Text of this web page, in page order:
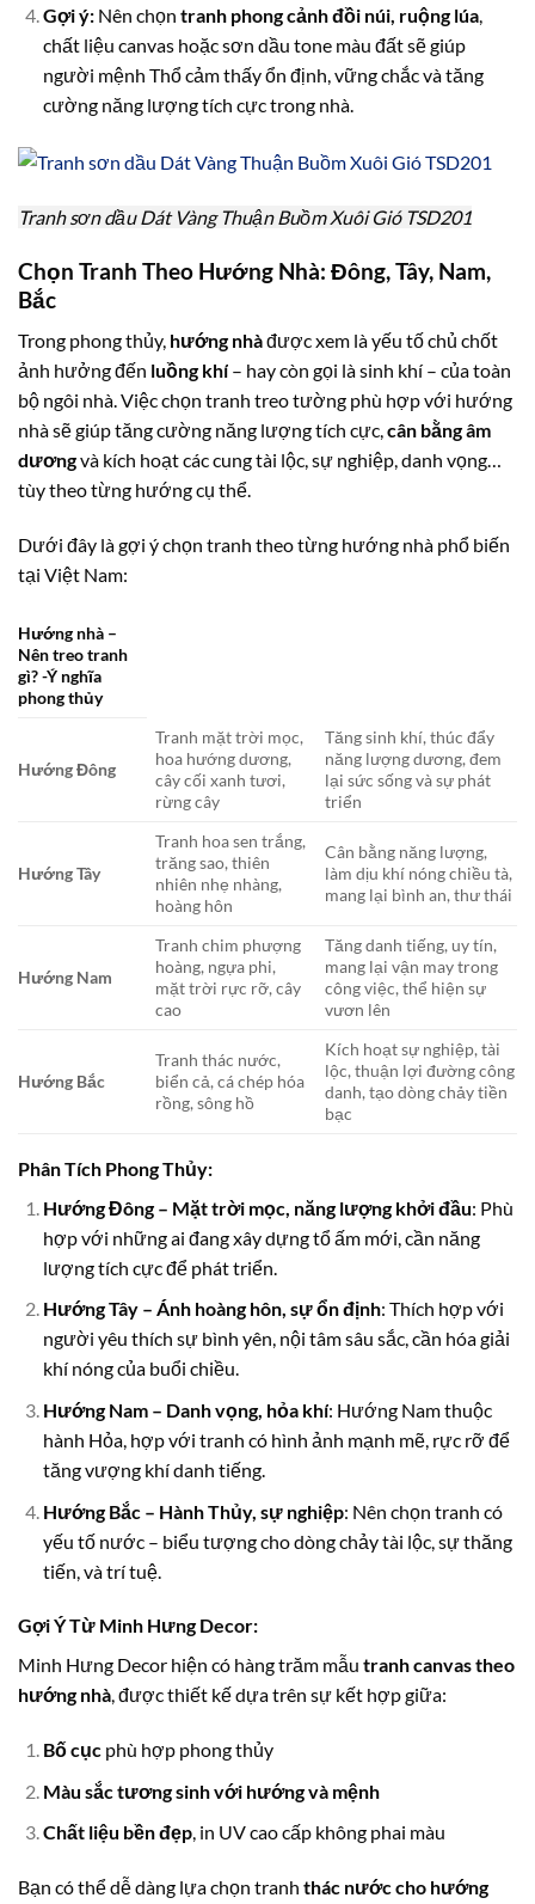
Gợi ý:Nên chọn tranh phong cảnh đồi núi, ruộng lúa,
chất liệu canvas hoặc sơn dầu tone màu đất sẽ giúp
người mệnh Thổ cảm thấy ổn định, vững chắc và tăng
cường năng lượng tích cực trong nhà.
Tranh sơn dầu Dát Vàng Thuận Buồm Xuôi Gió TSD201
Chọn Tranh Theo Hướng Nhà: Đông, Tây, Nam,
Bắc
Trong phong thủy, hướng nhàđược xem là yếu tố chủ chốt
ảnh hưởng đến luồng khí – hay còn gọi là sinh khí – của toàn
bộ ngôi nhà. Việc chọn tranh treo tường phù hợp với hướng
nhà sẽ giúp tăng cường năng lượng tích cực,cân bằng âm
dươngvà kích hoạt các cung tài lộc, sự nghiệp, danh vọng…
tùy theo từng hướng cụ thể.
Dưới đây là gợi ý chọn tranh theo từng hướng nhà phổ biến
tại Việt Nam:
Hướng nhà –
Nên treo tranh
gì? -Ý nghĩa
phong thủy
Hướng Đông
Tranh mặt trời mọc,
hoa hướng dương,
cây cối xanh tươi,
rừng cây
Tăng sinh khí, thúc đẩy
năng lượng dương, đem
lại sức sống và sự phát
triển
Hướng Tây
Tranh hoa sen trắng,
trăng sao, thiên
nhiên nhẹ nhàng,
hoàng hôn
Cân bằng năng lượng,
làm dịu khí nóng chiều tà,
mang lại bình an, thư thái
Hướng Nam
Tranh chim phượng
hoàng, ngựa phi,
mặt trời rực rỡ, cây
cao
Tăng danh tiếng, uy tín,
mang lại vận may trong
công việc, thể hiện sự
vươn lên
Hướng Bắc
Tranh thác nước,
biển cả, cá chép hóa
rồng, sông hồ
Kích hoạt sự nghiệp, tài
lộc, thuận lợi đường công
danh, tạo dòng chảy tiền
bạc
Phân Tích Phong Thủy:
Hướng Đông – Mặt trời mọc, năng lượng khởi đầu: Phù
hợp với những ai đang xây dựng tổ ấm mới, cần năng
lượng tích cực để phát triển.
Hướng Tây – Ánh hoàng hôn, sự ổn định: Thích hợp với
người yêu thích sự bình yên, nội tâm sâu sắc, cần hóa giải
khí nóng của buổi chiều.
Hướng Nam – Danh vọng, hỏa khí: Hướng Nam thuộc
hành Hỏa, hợp với tranh có hình ảnh mạnh mẽ, rực rỡ để
tăng vượng khí danh tiếng.
Hướng Bắc – Hành Thủy, sự nghiệp: Nên chọn tranh có
yếu tố nước – biểu tượng cho dòng chảy tài lộc, sự thăng
tiến, và trí tuệ.
Gợi Ý Từ Minh Hưng Decor:
Minh Hưng Decor hiện có hàng trăm mẫu tranh canvas theo
hướng nhà, được thiết kế dựa trên sự kết hợp giữa:
Bố cụcphù hợp phong thủy
Màu sắc tương sinh với hướng và mệnh
Chất liệu bền đẹp, in UV cao cấp không phai màu
Bạn có thể dễ dàng lựa chọn tranh thác nước cho hướng